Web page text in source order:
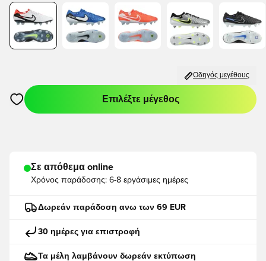
Οδηγός μεγέθους
Ανοίγει ένα Modal για να συνδεθείτε ή να εγγραφείτε ως
Επιλέξτε μέγεθος
Σε απόθεμα online
Χρόνος παράδοσης: 6-8 εργάσιμες ημέρες
Δωρεάν παράδοση ανω των 69 EUR
30 ημέρες για επιστροφή
Τα μέλη λαμβάνουν δωρεάν εκτύπωση